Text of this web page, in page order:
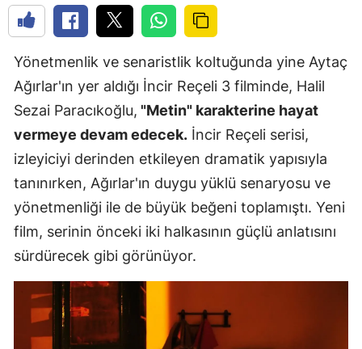
Yönetmenlik ve senaristlik koltuğunda yine Aytaç
Ağırlar'ın yer aldığı İncir Reçeli 3 filminde, Halil
Sezai Paracıkoğlu, "Metin" karakterine hayat
vermeye devam edecek. İncir Reçeli serisi,
izleyiciyi derinden etkileyen dramatik yapısıyla
tanınırken, Ağırlar'ın duygu yüklü senaryosu ve
yönetmenliği ile de büyük beğeni toplamıştı. Yeni
film, serinin önceki iki halkasının güçlü anlatısını
sürdürecek gibi görünüyor.